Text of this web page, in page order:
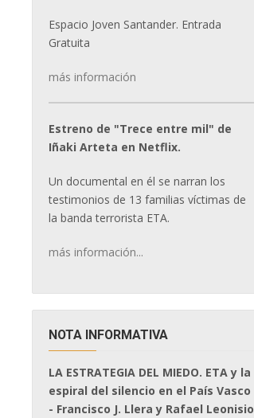
Espacio Joven Santander. Entrada
Gratuita
más información
Estreno de "Trece entre mil" de
Iñaki Arteta en Netflix.
Un documental en él se narran los
testimonios de 13 familias víctimas de
la banda terrorista ETA.
más información...
NOTA INFORMATIVA
LA ESTRATEGIA DEL MIEDO. ETA y la
espiral del silencio en el País Vasco
- Francisco J. Llera y Rafael Leonisio